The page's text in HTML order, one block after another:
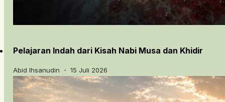
Pelajaran Indah dari Kisah Nabi Musa dan Khidir
Abid Ihsanudin ・ 15 Juli 2026